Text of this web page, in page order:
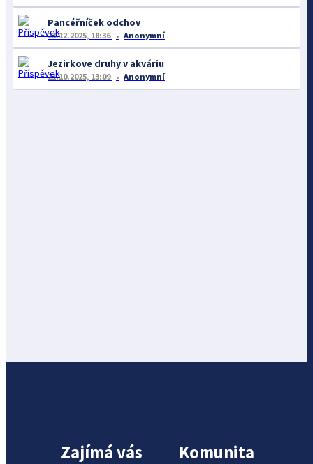
Pancéřníček odchov
23.12.2025, 18:36 Anonymní
Jezirkove druhy v akváriu
21.10.2025, 13:09 Anonymní
Zajímá vás Komunita